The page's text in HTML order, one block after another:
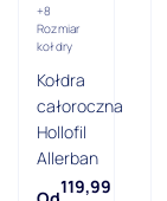
+8
Rozmiar
kołdry
Kołdra
całoroczna
Hollofil
Allerban
119,99